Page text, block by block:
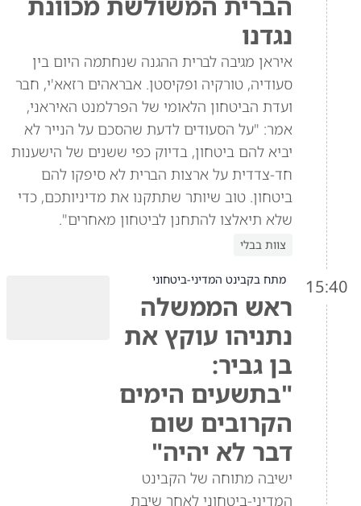
נגדנו
איראן מגיבה לברית ההגנה שנחתמה היום בין
סעודיה, טורקיה ופקיסטן. אבראהים רזאא'י, חבר
ועדת הביטחון הלאומי של הפרלמנט האיראני,
אמר: "על הסעודים לדעת שהסכם על הנייר לא
יביא להם ביטחון, בדיוק כפי ששנים של הישענות
חד-צדדית על ארצות הברית לא סיפקו להם
ביטחון. טוב שיותר שתתקנו את מדיניותכם, כדי
שלא תיאלצו להתחנן לביטחון מאחרים".
צוות בבלי
15:40 מתח בקבינט המדיני-ביטחוני
ראש הממשלה
נתניהו עוקץ את
בן גביר:
"בתשעים הימים
הקרובים שום
דבר לא יהיה"
ישיבה מתוחה של הקבינט
המדיני-ביטחוני לאחר שיבת